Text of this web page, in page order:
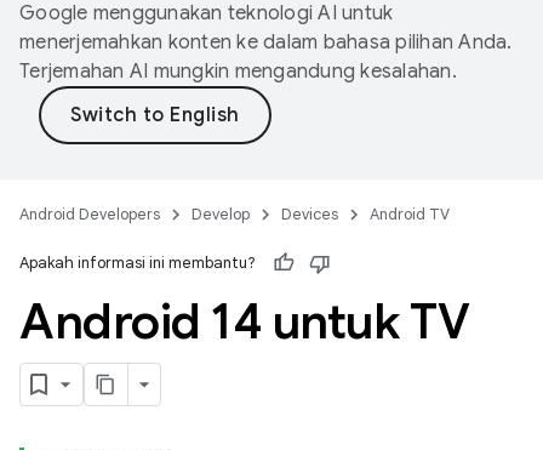
Google menggunakan teknologi AI untuk
menerjemahkan konten ke dalam bahasa pilihan Anda.
Terjemahan AI mungkin mengandung kesalahan.
Android Developers Develop Devices Android TV
Apakah informasi ini membantu?
Android 14 untuk TV